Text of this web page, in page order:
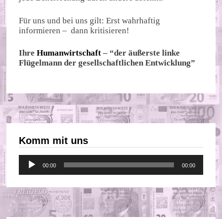
Für uns und bei uns gilt: Erst wahrhaftig
informieren – dann kritisieren!
IhreHumanwirtschaft – “der äußerste linke
Flügelmann der gesellschaftlichen Entwicklung”
Komm mit uns
Audio-
Player
00:00 00:00